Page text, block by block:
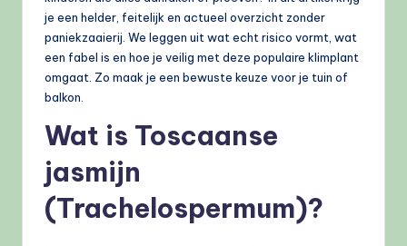
je een helder, feitelijk en actueel overzicht zonder
paniekzaaierij. We leggen uit wat echt risico vormt, wat
een fabel is en hoe je veilig met deze populaire klimplant
omgaat. Zo maak je een bewuste keuze voor je tuin of
balkon.
Wat is Toscaanse
jasmijn
(Trachelospermum)?